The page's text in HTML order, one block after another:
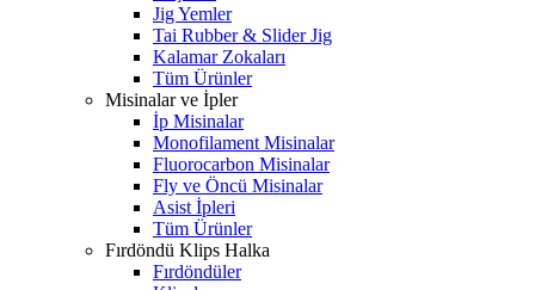
Jig Yemler
Tai Rubber & Slider Jig
Kalamar Zokaları
Tüm Ürünler
Misinalar ve İpler
İp Misinalar
Monofilament Misinalar
Fluorocarbon Misinalar
Fly ve Öncü Misinalar
Asist İpleri
Tüm Ürünler
Fırdöndü Klips Halka
Fırdöndüler